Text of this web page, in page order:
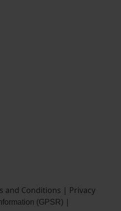
and Conditions | Privacy
(GPSR) |